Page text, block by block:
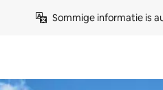
Sommige informatie is